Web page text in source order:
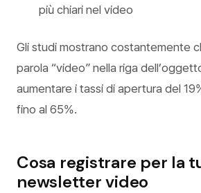
più chiari nel video
Gli studi mostrano costantemente
parola “video” nella riga
aumentare i tassi di apertura del
fino al 65%.
Cosa registrare per la
newsletter video